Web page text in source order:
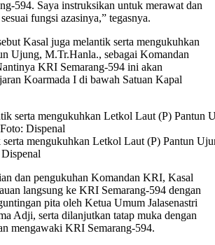
594. Saya instruksikan untuk merawat dan
fungsi azasinya,” tegasnya.
Kasal juga melantik serta mengukuhkan
Ujung, M.Tr.Hanla., sebagai Komandan
KRI Semarang-594 ini akan
Koarmada I di bawah Satuan Kapal
serta mengukuhkan Letkol Laut (P) Pantun
dan pengukuhan Komandan KRI, Kasal
langsung ke KRI Semarang-594 dengan
pita oleh Ketua Umum Jalasenastri
Adji, serta dilanjutkan tatap muka dengan
mengawaki KRI Semarang-594.